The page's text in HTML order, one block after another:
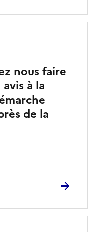
nous faire
à la
de la